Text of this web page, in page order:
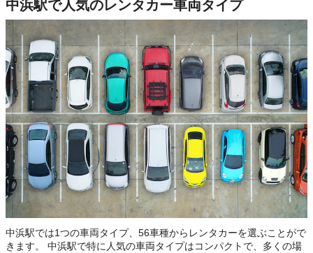
中浜駅で人気のレンタカー車両タイプ
中浜駅では1つの車両タイプ、56車種からレンタカーを選ぶことがで
きます。 中浜駅で特に人気の車両タイプはコンパクトで、多くの場